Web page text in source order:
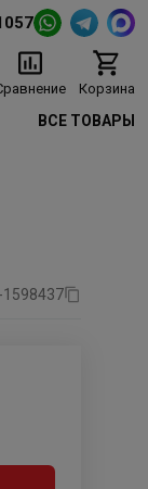
Корзина
ВСЕ ТОВАРЫ
1598437